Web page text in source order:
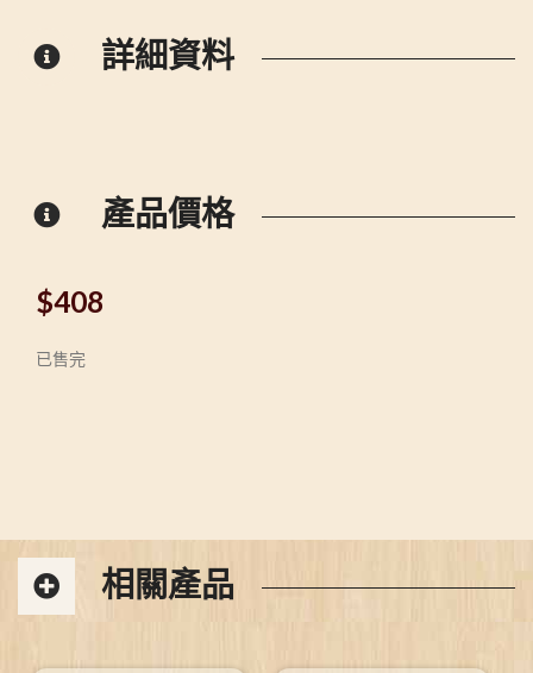
詳細資料
產品價格
$408
已售完
相關產品